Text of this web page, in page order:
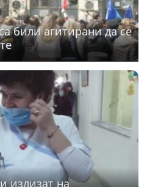
били агитирани да се
излизат на